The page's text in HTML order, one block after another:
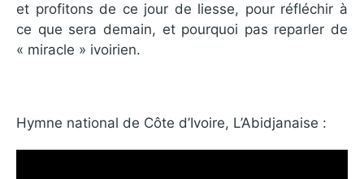
et profitons de ce jour de liesse, pour réfléchir à
ce que sera demain, et pourquoi pas reparler de
« miracle » ivoirien.
Hymne national de Côte d’Ivoire, L’Abidjanaise :